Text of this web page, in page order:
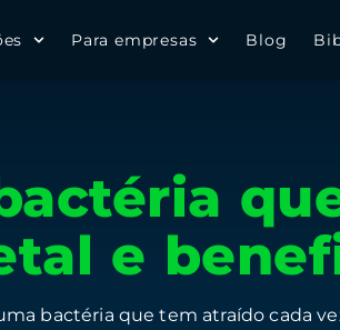
Para empresas Blog
e
bactéria que tem atraído cada